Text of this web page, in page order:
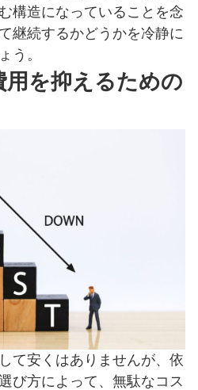
構造になっていることを念
継続するかどうかを冷静に
う。
用を抑えるための
て安くはありませんが、依
び方によって、無駄なコス